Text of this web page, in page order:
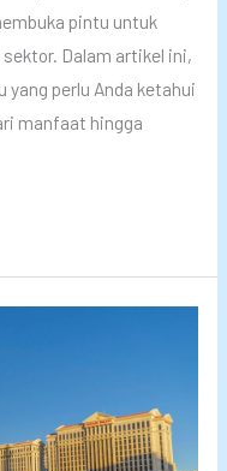
pintu untuk
Dalam artikel ini,
perlu Anda ketahui
manfaat hingga